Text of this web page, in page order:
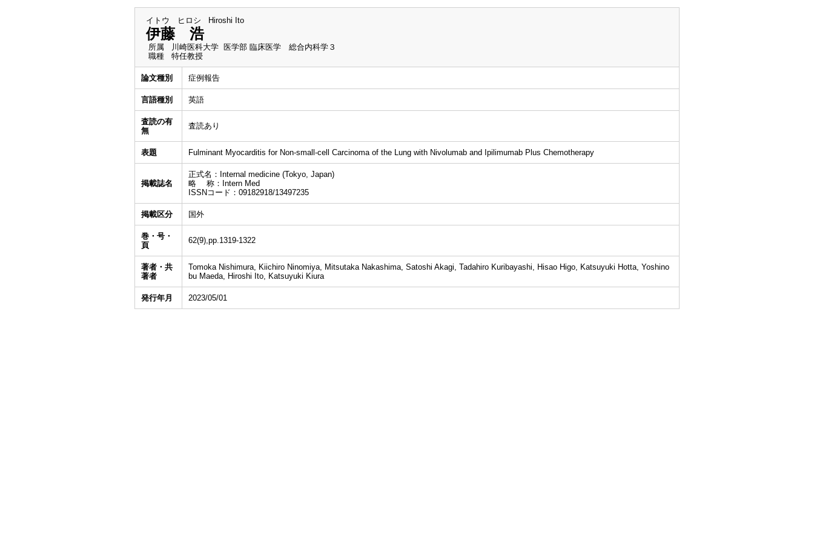
イトウ ヒロシ Hiroshi Ito
伊藤 浩
所属
川崎医科大学 医学部 臨床医学 総合内科学３
職種
特任教授
論文種別 症例報告
言語種別 英語
査読の有
無
査読あり
表題 Fulminant Myocarditis for Non-small-cell Carcinoma of the Lung with Nivolumab and Ipilimumab Plus Chemotherapy
掲載誌名
正式名：Internal medicine (Tokyo, Japan)
略 称：Intern Med
ISSNコード：09182918/13497235
掲載区分 国外
巻・号・
頁
62(9),pp.1319-1322
著者・共
著者
Tomoka Nishimura, Kiichiro Ninomiya, Mitsutaka Nakashima, Satoshi Akagi, Tadahiro Kuribayashi, Hisao Higo, Katsuyuki Hotta, Yoshino
bu Maeda, Hiroshi Ito, Katsuyuki Kiura
発行年月 2023/05/01